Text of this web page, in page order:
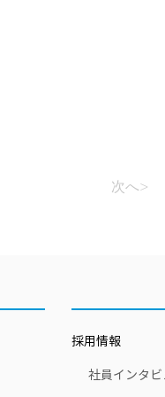
次へ>
採用情報
社員インタビ